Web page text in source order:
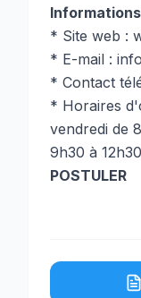
* Site web :
* E-mail :
* Contact
* Horaires
vendredi de
9h30 à 12h30
POSTULER